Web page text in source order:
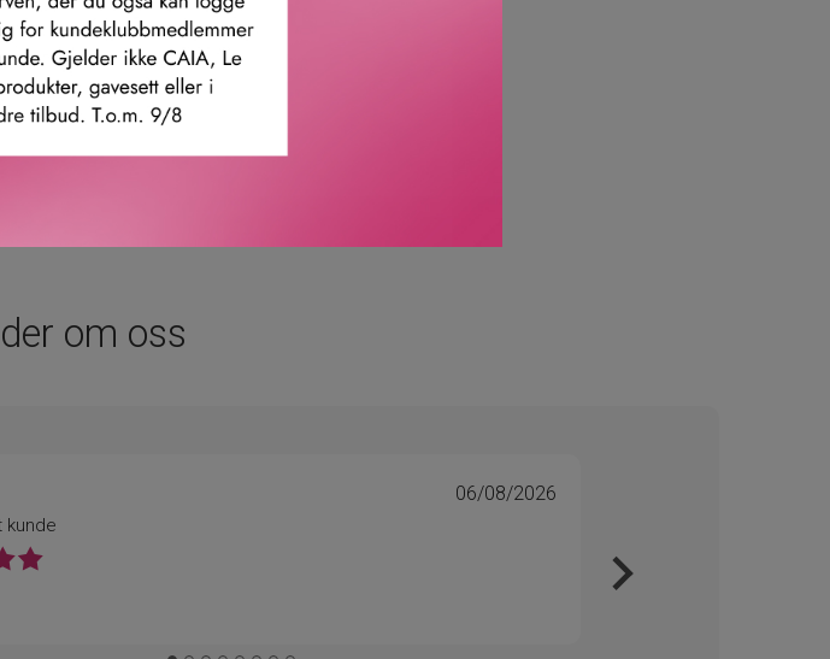
Shampoo og Conditioner vs. ikke-pleiende shampoo.
Shampoo, Conditioner og Leave-in Treatment vs.
Shampoo, Conditioner og Leave-in Treatment vs.
om oss
kunde
06/08/2026